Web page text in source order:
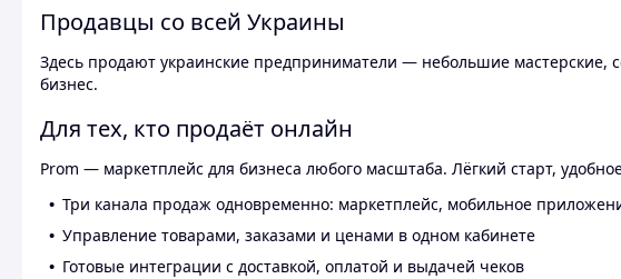
Продавцы со всей Украины
Здесь продают украинские предприниматели — небольшие
бизнес.
Для тех, кто продаёт онлайн
Prom — маркетплейс для бизнеса любого масштаба. Лёгкий старт,
Три канала продаж одновременно: маркетплейс, мобильное
Управление товарами, заказами и ценами в одном кабинете
Готовые интеграции с доставкой, оплатой и выдачей чеков